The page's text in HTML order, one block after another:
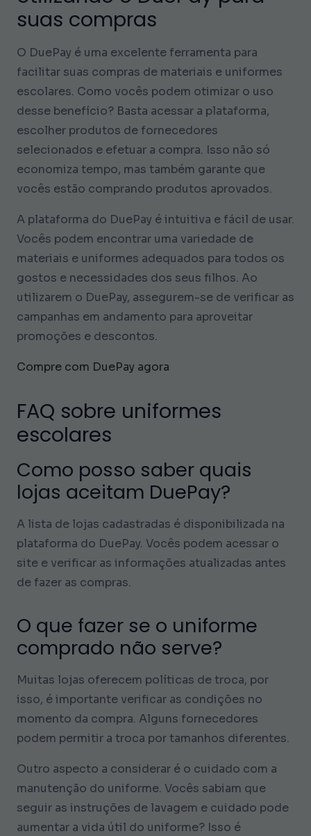
suas compras
O DuePay é uma excelente ferramenta para
facilitar suas compras de materiais e uniformes
escolares. Como vocês podem otimizar o uso
desse benefício? Basta acessar a plataforma,
escolher produtos de fornecedores
selecionados e efetuar a compra. Isso não só
economiza tempo, mas também garante que
vocês estão comprando produtos aprovados.
A plataforma do DuePay é intuitiva e fácil de usar.
Vocês podem encontrar uma variedade de
materiais e uniformes adequados para todos os
gostos e necessidades dos seus filhos. Ao
utilizarem o DuePay, assegurem-se de verificar as
campanhas em andamento para aproveitar
promoções e descontos.
Compre com DuePay agora
FAQ sobre uniformes
escolares
Como posso saber quais
lojas aceitam DuePay?
A lista de lojas cadastradas é disponibilizada na
plataforma do DuePay. Vocês podem acessar o
site e verificar as informações atualizadas antes
de fazer as compras.
O que fazer se o uniforme
comprado não serve?
Muitas lojas oferecem políticas de troca, por
isso, é importante verificar as condições no
momento da compra. Alguns fornecedores
podem permitir a troca por tamanhos diferentes.
Outro aspecto a considerar é o cuidado com a
manutenção do uniforme. Vocês sabiam que
seguir as instruções de lavagem e cuidado pode
aumentar a vida útil do uniforme? Isso é